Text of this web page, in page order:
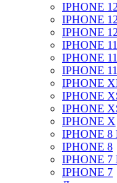
IPHONE
IPHONE
IPHONE 12
IPHONE
IPHONE
IPHONE 11
IPHONE
IPHONE
IPHONE
IPHONE X
IPHONE 8
IPHONE 8
IPHONE 7
IPHONE 7